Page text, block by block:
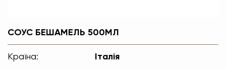
СОУС БЕШАМЕЛЬ 500МЛ
Країна: Італія